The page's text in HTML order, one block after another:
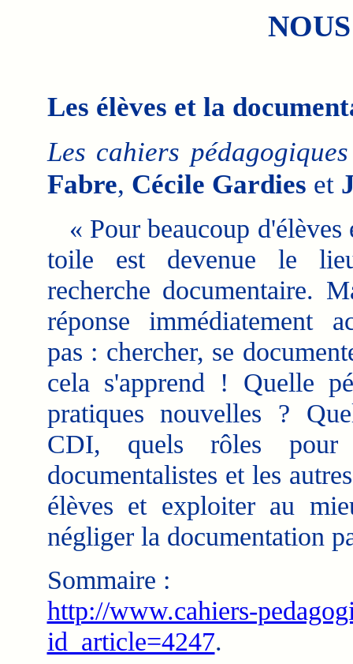
Les élèves et la
Les cahiers pédagogiques
Fabre, Cécile Gardies et
« Pour beaucoup d'élèves
toile est devenue le
recherche documentaire.
réponse immédiatement
pas : chercher, se
cela s'apprend ! Quelle
pratiques nouvelles ?
CDI, quels rôles pour
documentalistes et les
élèves et exploiter au
négliger la documentation
Sommaire :
http://www.cahiers-
id_article=4247.